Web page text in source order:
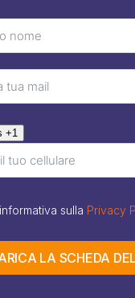
+1
sulla Privacy
LA SCHEDA